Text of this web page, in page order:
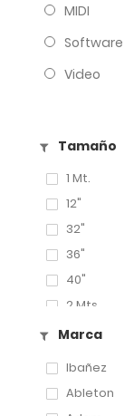
MIDI
Software
Video
Tamaño
1 Mt.
12"
32"
36"
40"
2 Mts.
13"
Marca
Ibañez
Ableton